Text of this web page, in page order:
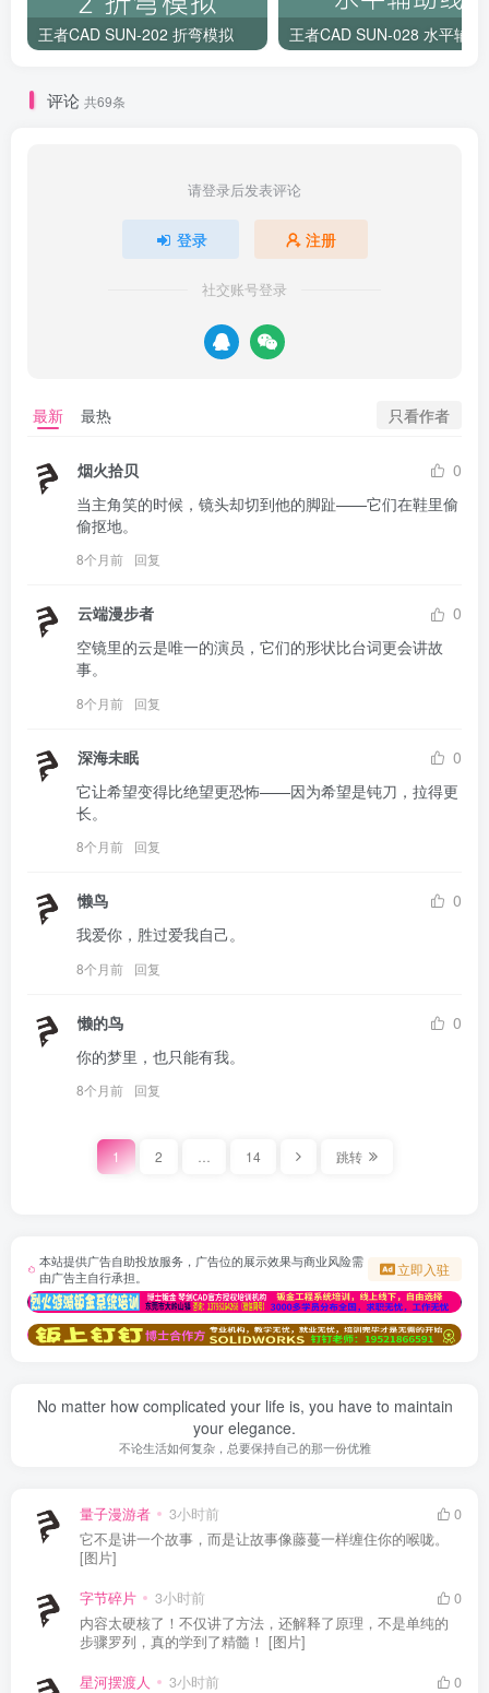
王者CAD SUN-202 折弯模拟 王者CAD SUN-028 水平辅助
评论 共69条
请登录后发表评论
登录 注册
社交账号登录
最新 最热 只看作者
烟火拾贝
0
当主角笑的时候，镜头却切到他的脚趾——它们在鞋里偷
偷抠地。
8个月前 回复
云端漫步者
0
空镜里的云是唯一的演员，它们的形状比台词更会讲故
事。
8个月前 回复
深海未眠
0
它让希望变得比绝望更恐怖——因为希望是钝刀，拉得更
长。
8个月前 回复
懒鸟
0
我爱你，胜过爱我自己。
8个月前 回复
懒的鸟
0
你的梦里，也只能有我。
8个月前 回复
1 2 14 跳转
本站提供广告自助投放服务，广告位的展示效果与商业风险需
由广告主自行承担。
立即入驻
No matter how complicated your life is, you have to maintain
your elegance.
不论生活如何复杂，总要保持自己的那一份优雅
量子漫游者 3小时前
0
它不是讲一个故事，而是让故事像藤蔓一样缠住你的喉咙。
[图片]
字节碎片 3小时前
0
内容太硬核了！不仅讲了方法，还解释了原理，不是单纯的
步骤罗列，真的学到了精髓！ [图片]
星河摆渡人 3小时前
0